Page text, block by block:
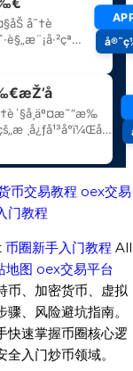
币交易教程 oex交易
门教程
币圈新手入门教程 All
地图 oex交易平台
币、加密货币、虚拟
、风险避坑指南。
快速掌握币圈核心逻
入门炒币领域。